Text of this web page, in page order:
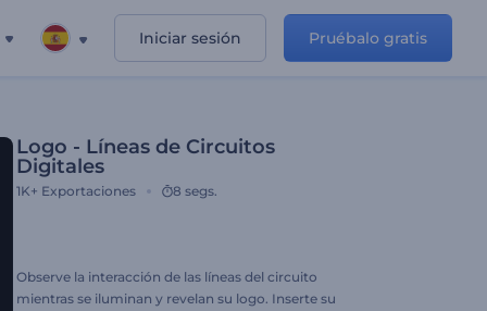
Iniciar sesión Pruébalo gratis
Logo - Líneas de Circuitos
Digitales
1K+ Exportaciones 8 segs.
Observe la interacción de las líneas del circuito
mientras se iluminan y revelan su logo. Inserte su